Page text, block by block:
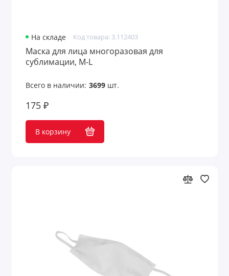
На складе Код товара: 3.112403
Маска для лица многоразовая для
сублимации, M-L
Всего в наличии: 3699шт.
175 ₽
В корзину